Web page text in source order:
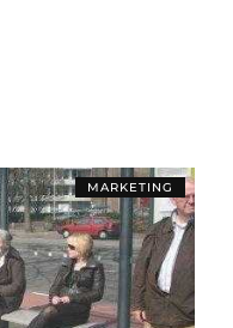
MARKETING